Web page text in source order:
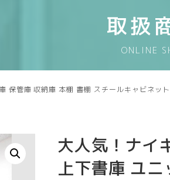
取扱
ONLINE
管庫 収納庫 本棚 書棚 スチールキャビネッ
大人気！ナイ
上下書庫 ユ